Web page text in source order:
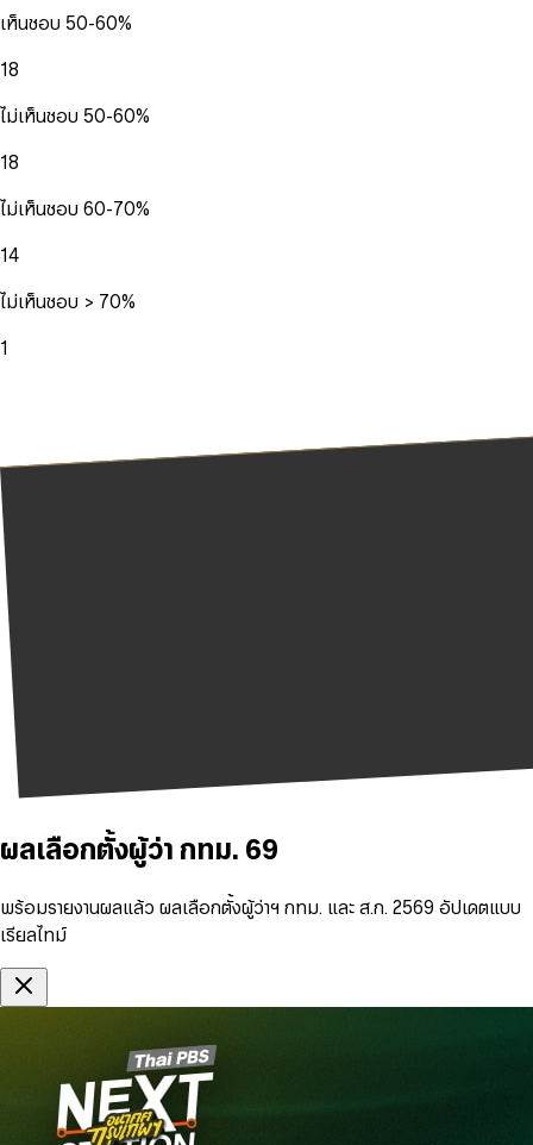
เห็นชอบ 50-60%
18
ไม่เห็นชอบ 50-60%
18
ไม่เห็นชอบ 60-70%
14
ไม่เห็นชอบ > 70%
1
ผลเลือกตั้งผู้ว่า กทม. 69
พร้อมรายงานผลแล้ว ผลเลือกตั้งผู้ว่าฯ กทม. และ ส.ก. 2569 อัปเดตแบบ
เรียลไทม์